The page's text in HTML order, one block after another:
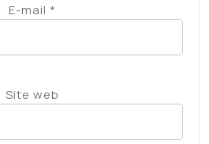
E-mail *
Site web